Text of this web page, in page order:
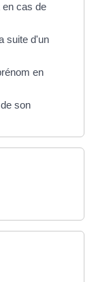
en cas de
suite d'un
en
son